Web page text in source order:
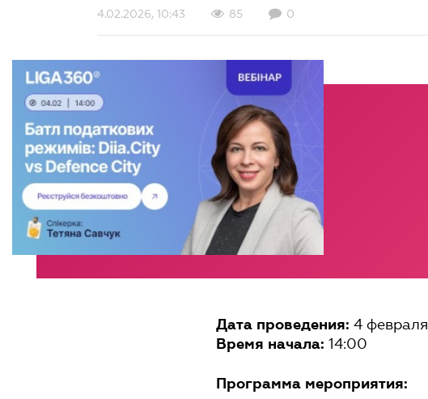
4.02.2026, 10:43 85 0
Дата проведения: 4 февраля
Время начала: 14:00
Программа мероприятия: